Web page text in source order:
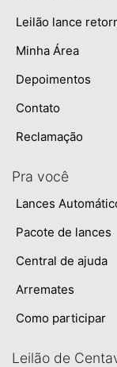
Leilão lance
Minha Área
Depoimentos
Contato
Reclamação
Pra você
Lances
Pacote de lances
Central de ajuda
Arremates
Como participar
Leilão de